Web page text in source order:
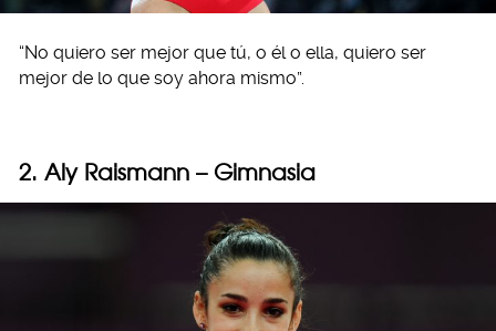
“No quiero ser mejor que tú, o él o ella, quiero ser
mejor de lo que soy ahora mismo”.
2. Aly Raismann – Gimnasia